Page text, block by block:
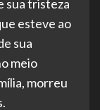
sua tristeza
esteve ao
sua
meio
morreu